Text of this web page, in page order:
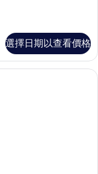
選擇日期以查看價格
書桌、筆電工作空間、熨斗